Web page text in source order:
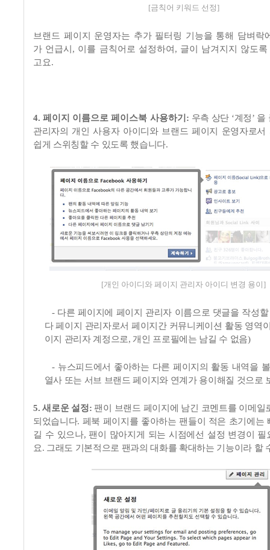
[금칙어 키워드 선정]
브랜드 페이지 운영자는 추가 필터링 기능을 통해 담벼락
가 언급시, 이를 금칙어로 설정하여, 글이 남겨지지 않도
고요.
4.페이지 이름으로 페이스북 사용하기 : 우측 상단 ‘계정’ 을
관리자의 개인 사용자 아이디와 브랜드 페이지 운영자로서
쉽게 스위칭할 수 있도록 했습니다.
[개인 아이디와 페이지 관리자 아이디 변경 용이]
- 다른 페이지에 페이지 관리자 이름으로 댓글을 작성
다 페이지 관리자로서 페이지간 커뮤니케이션 활동 영역
이지 관리자 계정으로, 개인 프로필에는 남길 수 없음)
- 뉴스피드에서 좋아하는 다른 페이지의 활동 내역을
열사 또는 서브 브랜드 페이지와 연계가 용이해질 것으로
5.새로운 설정: 팬이 브랜드 페이지에 남긴 코멘트를 이메일
되었습니다. 페북 페이지를 좋아하는 팬들이 적은 초기에는
길 수 있으나, 팬이 많아지게 되는 시점에선 설정 변경이 필
요. 그래도 기본적으로 팬과의 대화를 확대하는 기능이라 할